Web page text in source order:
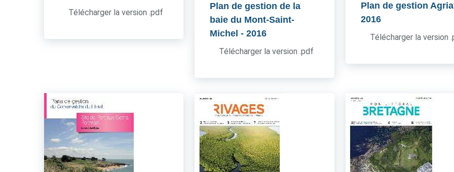
Télécharger la version .pdf
Plan de gestion de la
baie du Mont-Saint-
Michel - 2016
Télécharger la version .pdf
Plan de gestion
2016
Télécharger la version